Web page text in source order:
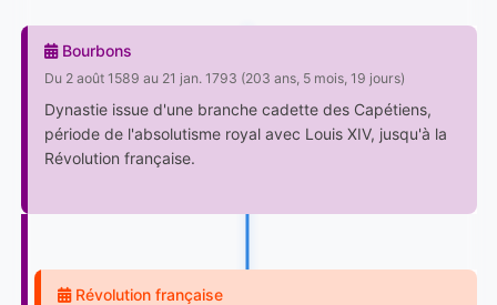
Bourbons
Du 2 août 1589 au 21 jan. 1793 (203 ans, 5 mois, 19 jours)
Dynastie issue d'une branche cadette des Capétiens,
période de l'absolutisme royal avec Louis XIV, jusqu'à la
Révolution française.
Révolution française